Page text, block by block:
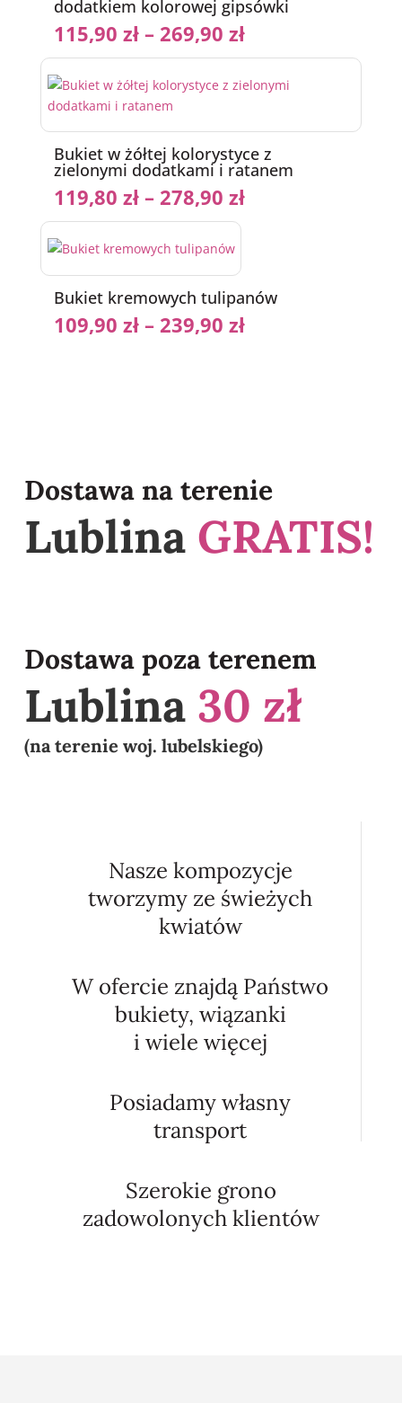
dodatkiem kolorowej gipsówki
115,90 zł– 269,90 zł
Bukiet w żółtej kolorystyce z
zielonymi dodatkami i ratanem
119,80 zł– 278,90 zł
Bukiet kremowych tulipanów
109,90 zł– 239,90 zł
Dostawa na terenie
Lublina GRATIS!
Dostawa poza terenem
Lublina 30 zł
(na terenie woj. lubelskiego)
Nasze kompozycje
tworzymy ze świeżych
kwiatów
W ofercie znajdą Państwo
bukiety, wiązanki
i wiele więcej
Posiadamy własny
transport
Szerokie grono
zadowolonych klientów